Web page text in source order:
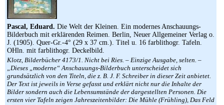
Pascal, Eduard. Die Welt der Kleinen. Ein modernes Anschauungs-
Bilderbuch mit erklärenden Reimen. Berlin, Neuer Allgemeiner Verlag o.
J. (1905). Quer-Gr.-4° (29 x 37 cm.). Titel u. 16 farblithogr. Tafeln.
OHln. mit farblithogr. Deckelbild.
Klotz, Bilderbücher 4173/1. Nicht bei Ries. – Einzige Ausgabe, selten. –
„Dieses „moderne“ Anschauungs-Bilderbuch unterscheidet sich
grundsätzlich von den Titeln, die z. B. J. F. Schreiber in dieser Zeit anbietet.
Der Text ist jeweils in Verse gefasst und erklärt nicht nur die Inhalte der
Bilder sondern auch die Lebensumstände der dargestellten Personen. Die
ersten vier Tafeln zeigen Jahreszeitenbilder: Die Mühle (Frühling), Das Feld